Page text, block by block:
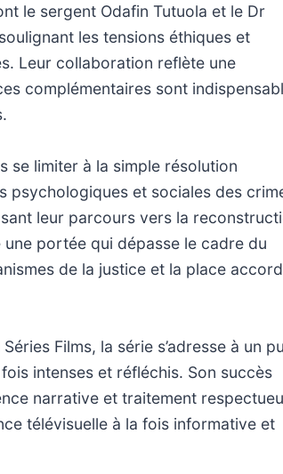
le sergent Odafin Tutuola et le Dr
les tensions éthiques et
Leur collaboration reflète une
complémentaires sont
se limiter à la simple résolution
psychologiques et sociales des
leur parcours vers la
portée qui dépasse le cadre du
de la justice et la place
Films, la série s’adresse à un
intenses et réfléchis. Son succès
narrative et traitement
télévisuelle à la fois informative et